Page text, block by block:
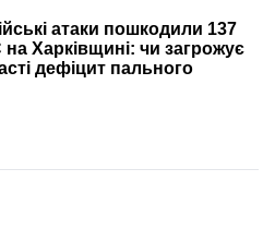
атаки пошкодили 137
Харківщині: чи загрожує
дефіцит пального